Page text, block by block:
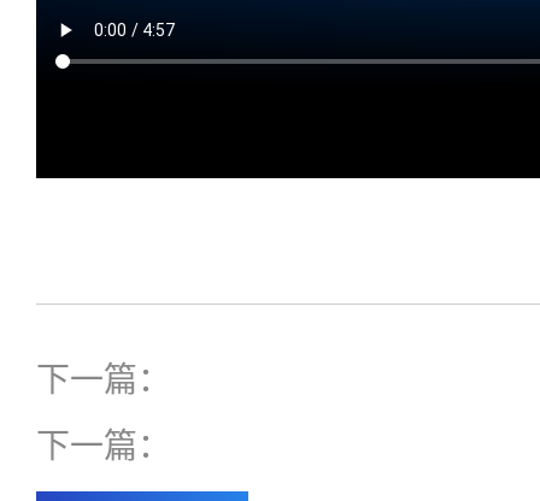
下一篇：
下一篇：